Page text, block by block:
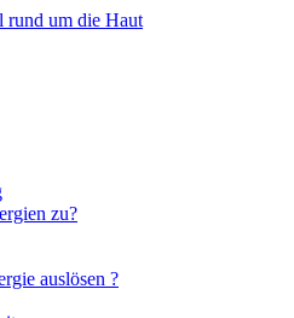
zu?
auslösen ?